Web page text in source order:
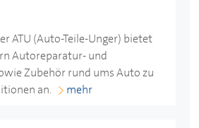
ATU (Auto-Teile-Unger) bietet
Autoreparatur- und
Zubehör rund ums Auto zu
an.
mehr